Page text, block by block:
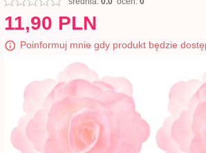
11,90 PLN
Poinformuj mnie gdy produkt będzie